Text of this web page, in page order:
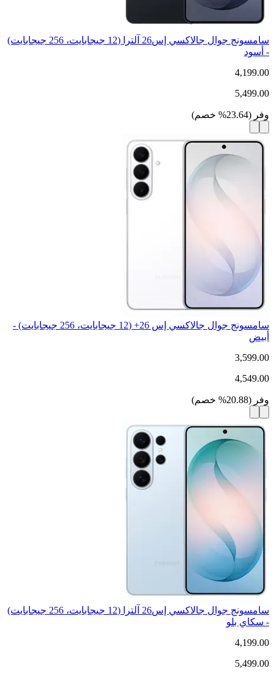
سامسونج جوال جالاكسي إس26 آلترا (12 جيجابايت، 256 جيجابايت)
- أسود
4,199.00
5,499.00
وفر (
23.64
% خصم)
سامسونج جوال جالاكسي إس 26+ (12 جيجابايت، 256 جيجابايت) -
أبيض
3,599.00
4,549.00
وفر (
20.88
% خصم)
سامسونج جوال جالاكسي إس26 آلترا (12 جيجابايت، 256 جيجابايت)
- سكاي بلو
4,199.00
5,499.00